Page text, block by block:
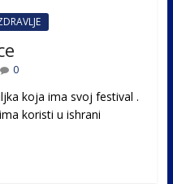
0
koja ima svoj festival .
koristi u ishrani